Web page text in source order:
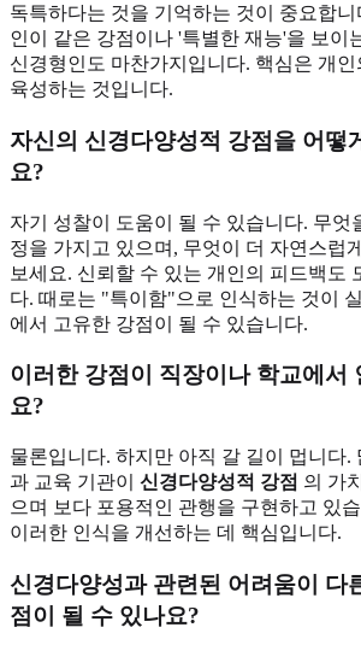
독특하다는 것을 기억하는 것이 중요합
인이 같은 강점이나 '특별한 재능'을 보이
신경형인도 마찬가지입니다. 핵심은 개
육성하는 것입니다.
자신의 신경다양성적 강점을 어떻
요?
자기 성찰이 도움이 될 수 있습니다. 무엇
정을 가지고 있으며, 무엇이 더 자연스럽
보세요. 신뢰할 수 있는 개인의 피드백도
다. 때로는 "특이함"으로 인식하는 것이
에서 고유한 강점이 될 수 있습니다.
이러한 강점이 직장이나 학교에서
요?
물론입니다. 하지만 아직 갈 길이 멉니다.
과 교육 기관이 신경다양성적 강점 의 가
으며 보다 포용적인 관행을 구현하고 있
이러한 인식을 개선하는 데 핵심입니다.
신경다양성과 관련된 어려움이 다
점이 될 수 있나요?